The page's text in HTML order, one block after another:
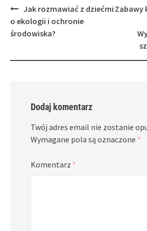
Post
navigation
Jak rozmawiać z dziećmi
o ekologii i ochronie
środowiska?
Zabawy
Dodaj komentarz
Twój adres email nie zostanie
Wymagane pola są oznaczone *
Komentarz *